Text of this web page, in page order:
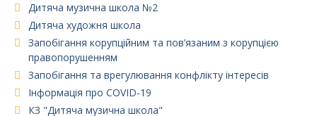
Дитяча музична школа №2
Дитяча художня школа
Запобігання корупційним та пов’язаним з корупцією
правопорушенням
Запобігання та врегулювання конфлікту інтересів
Інформація про COVID-19
КЗ "Дитяча музична школа"